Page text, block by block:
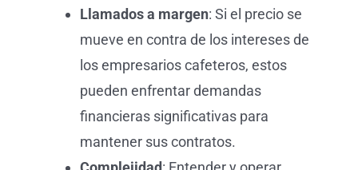
Llamados a margen: Si el precio se
mueve en contra de los intereses de
los empresarios cafeteros, estos
pueden enfrentar demandas
financieras significativas para
mantener sus contratos.